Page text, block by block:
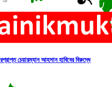
চেয়ারম্যান আহসান হাবিবের বিরুদ্ধে